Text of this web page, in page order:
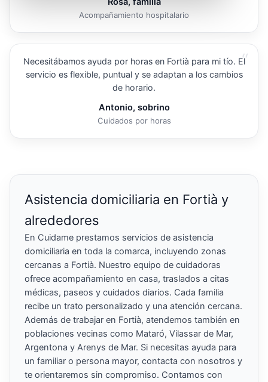
Acompañamiento hospitalario
“
Necesitábamos ayuda por horas en Fortià para mi tío. El
servicio es flexible, puntual y se adaptan a los cambios
de horario.
Antonio, sobrino
Cuidados por horas
Asistencia domiciliaria en Fortià y
alrededores
En Cuidame prestamos servicios de asistencia
domiciliaria en toda la comarca, incluyendo zonas
cercanas a Fortià. Nuestro equipo de cuidadoras
ofrece acompañamiento en casa, traslados a citas
médicas, paseos y cuidados diarios. Cada familia
recibe un trato personalizado y una atención cercana.
Además de trabajar en Fortià, atendemos también en
poblaciones vecinas como Mataró, Vilassar de Mar,
Argentona y Arenys de Mar. Si necesitas ayuda para
un familiar o persona mayor, contacta con nosotros y
te orientaremos sin compromiso. Contamos con